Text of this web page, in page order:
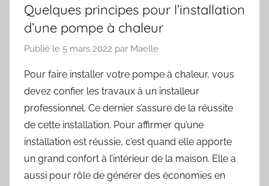
Quelques principes pour l’installation
d’une pompe à chaleur
Publié le 5 mars 2022 par Maelle
Pour faire installer votre pompe à chaleur, vous
devez confier les travaux à un installeur
professionnel. Ce dernier s’assure de la réussite
de cette installation. Pour affirmer qu’une
installation est réussie, c’est quand elle apporte
un grand confort à l’intérieur de la maison. Elle a
aussi pour rôle de générer des économies en